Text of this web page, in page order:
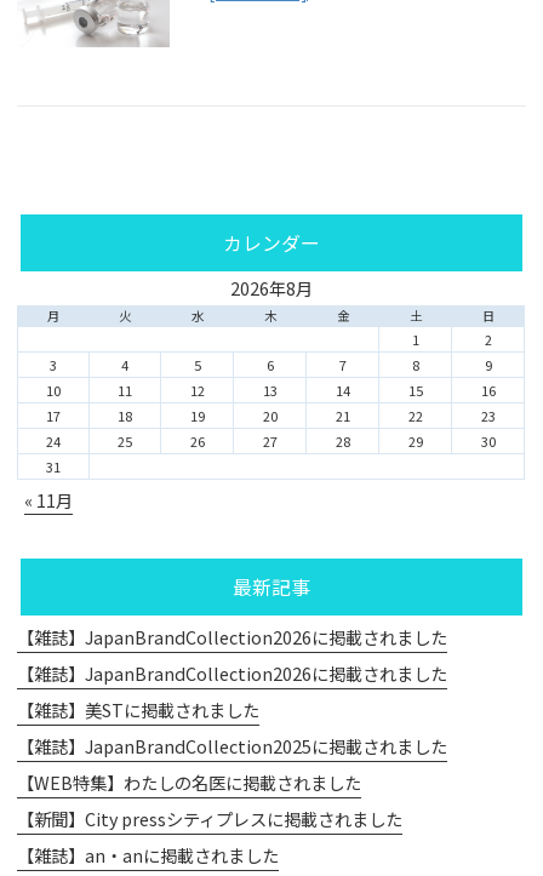
カレンダー
2026年8月
月 火 水 木 金 土 日
1
2
3
4 5 6 7 8
9
10
11 12 13 14 15
16
17
18 19 20 21 22
23
24
25 26 27 28 29
30
31
« 11月
最新記事
【雑誌】JapanBrandCollection2026に掲載されました
【雑誌】JapanBrandCollection2026に掲載されました
【雑誌】美STに掲載されました
【雑誌】JapanBrandCollection2025に掲載されました
【WEB特集】わたしの名医に掲載されました
【新聞】City pressシティプレスに掲載されました
【雑誌】an・anに掲載されました